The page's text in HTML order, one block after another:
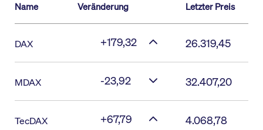
Name Veränderung Letzter Preis
DAX +179,32 26.319,45
MDAX -23,92 32.407,20
TecDAX +67,79 4.068,78